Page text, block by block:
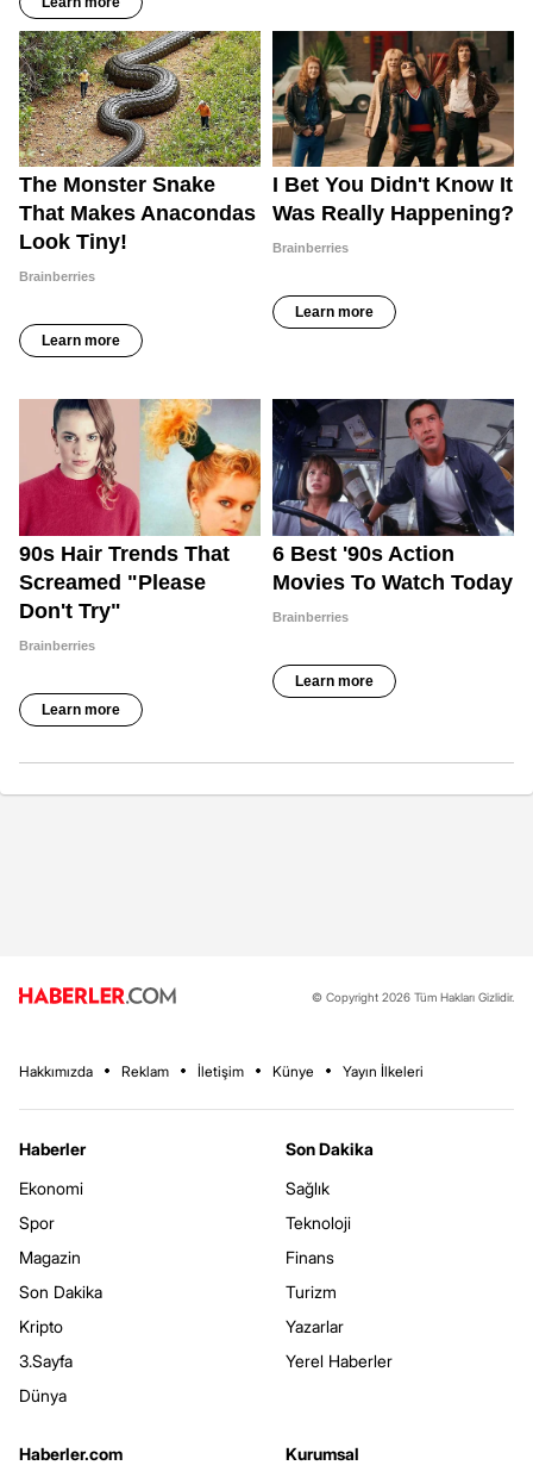
© Copyright 2026 Tüm Hakları Gizlidir.
Hakkımızda Reklam İletişim Künye Yayın İlkeleri
Haberler
Ekonomi
Spor
Magazin
Son Dakika
Kripto
3.Sayfa
Dünya
Son Dakika
Sağlık
Teknoloji
Finans
Turizm
Yazarlar
Yerel Haberler
Haberler.com
Kurumsal